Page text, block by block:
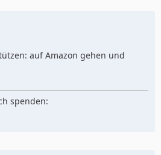
auf Amazon gehen und
spenden: